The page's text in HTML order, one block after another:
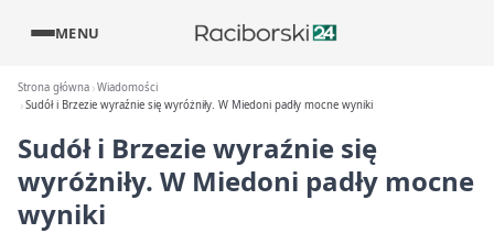
MENU
Strona główna Wiadomości
Sudół i Brzezie wyraźnie się wyróżniły. W Miedoni padły mocne wyniki
Sudół i Brzezie wyraźnie się
wyróżniły. W Miedoni padły mocne
wyniki